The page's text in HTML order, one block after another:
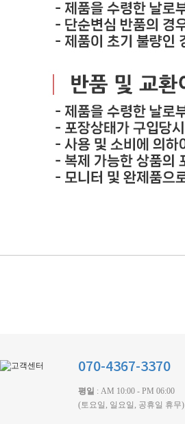
070-4367-3370
평일 : AM 10:00 - PM 06:00
(토요일, 일요일, 공휴일 휴무)